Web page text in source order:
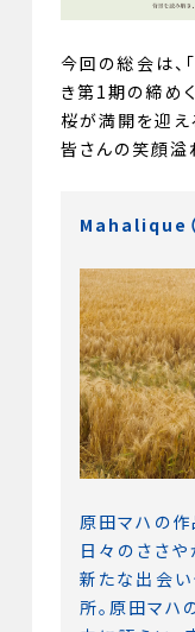
今回の総会は、
き第1期の締め
桜が満開を迎
皆さんの笑顔溢
Mahalique（
原田マハの作
日々のささ
新たな出会
所。原田マハ